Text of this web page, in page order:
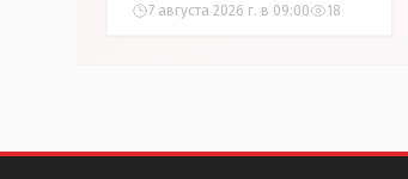
7 августа 2026 г. в 09:00 18